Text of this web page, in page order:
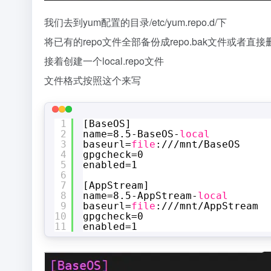
我们去到yum配置的目录/etc/yum.repo.d/下
将已有的repo文件全部备份成repo.bak文件或者直接
接着创建一个local.repo文件
文件格式按照这个来写
1
2
3
4
5
6
7
8
9
10
11
[BaseOS]
name=8.5-BaseOS- local
baseurl=file : ///mnt/BaseOS
gpgcheck=0
enabled=1
[AppStream]
name=8.5-AppStream- local
baseurl=file : ///mnt/AppStream
gpgcheck=0
enabled=1